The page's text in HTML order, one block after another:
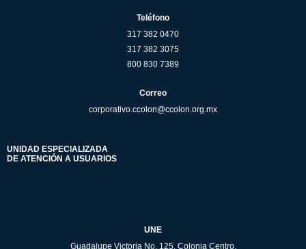
Teléfono
317 382 0470
317 382 3075
800 830 7389
Correo
corporativo.ccolon@ccolon.org.mx
UNIDAD ESPECIALIZADA
DE ATENCIÓN A USUARIOS
UNE
Guadalupe Victoria No. 125, Colonia Centro.